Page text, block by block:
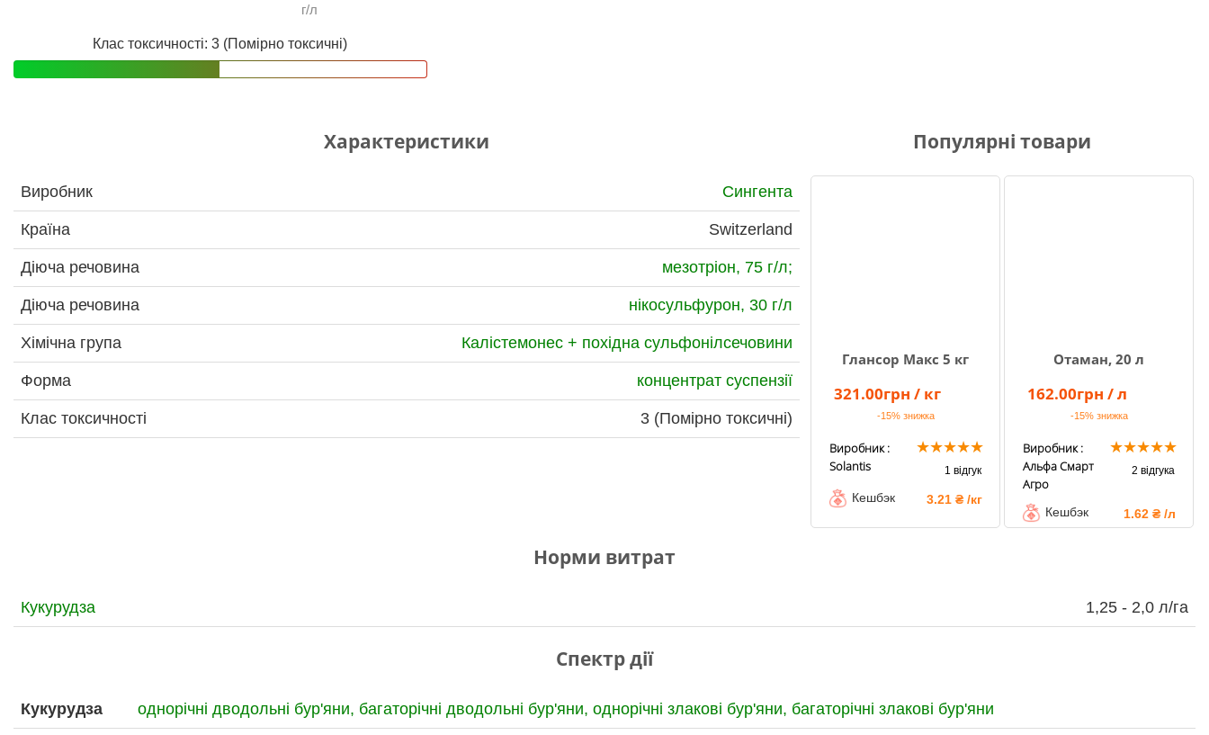
г/л
Клас токсичності: 3 (Помірно токсичні)
Характеристики
Виробник Сингента
Країна Switzerland
Діюча речовина мезотріон, 75 г/л;
Діюча речовина нікосульфурон, 30 г/л
Хімічна група Калістемонес + похідна сульфонілсечовини
Форма концентрат суспензії
Клас токсичності 3 (Помірно токсичні)
Популярні товари
Глансор Макс 5 кг
321.00грн / кг
-15%знижка
Виробник :
Solantis
★★★★★
1 відгук
Кешбэк 3.21 ₴ /кг
Отаман, 20 л
162.00грн / л
-15%знижка
Виробник :
Альфа Смарт
Агро
★★★★★
2 відгука
Кешбэк 1.62 ₴ /л
Норми витрат
Кукурудза 1,25 - 2,0 л/га
Спектр дії
Кукурудза однорічні дводольні бур'яни, багаторічні дводольні бур'яни, однорічні злакові бур'яни, багаторічні злакові бур'яни